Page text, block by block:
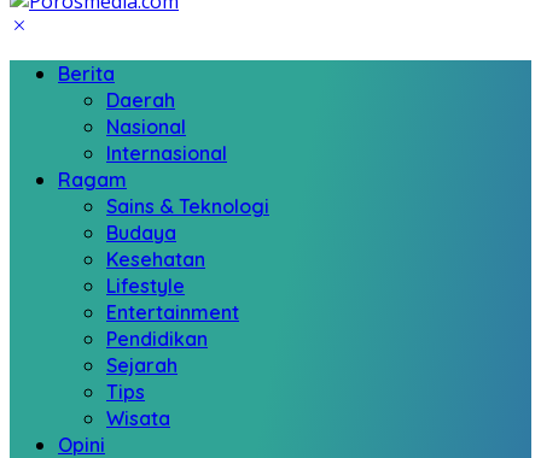
Berita
Daerah
Nasional
Internasional
Ragam
Sains & Teknologi
Budaya
Kesehatan
Lifestyle
Entertainment
Pendidikan
Sejarah
Tips
Wisata
Opini